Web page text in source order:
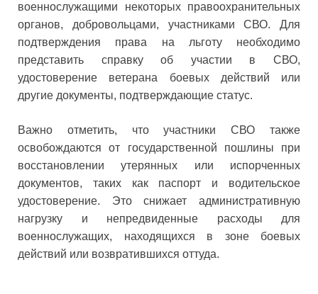
военнослужащими некоторых правоохранительных
органов, добровольцами, участниками СВО. Для
подтверждения права на льготу необходимо
представить справку об участии в СВО,
удостоверение ветерана боевых действий или
другие документы, подтверждающие статус.
Важно отметить, что участники СВО также
освобождаются от государственной пошлины при
восстановлении утерянных или испорченных
документов, таких как паспорт и водительское
удостоверение. Это снижает административную
нагрузку и непредвиденные расходы для
военнослужащих, находящихся в зоне боевых
действий или возвратившихся оттуда.